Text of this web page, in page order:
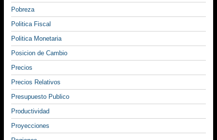
Pobreza
Politica Fiscal
Politica Monetaria
Posicion de Cambio
Precios
Precios Relativos
Presupuesto Publico
Productividad
Proyecciones